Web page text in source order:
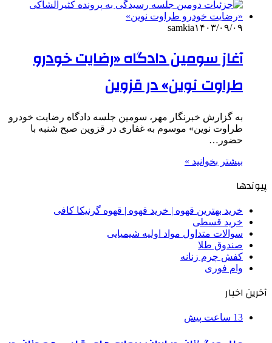
samkia۱۴۰۳/۰۹/۰۹
آغاز سومین دادگاه «رضایت خودرو
طراوت نوین» در قزوین
به گزارش خبرنگار مهر، سومین جلسه دادگاه رضایت خودرو
طراوت نوین» موسوم به غفاری در قزوین صبح شنبه با
حضور…
بیشتر بخوانید »
پیوندها
خرید بهترین قهوه | خرید قهوه | قهوه گرنیکا کافی
خرید قسطی
سوالات متداول مواد اولیه شیمیایی
صندوق طلا
کفش چرم زنانه
وام فوری
آخرین اخبار
13 ساعت پیش